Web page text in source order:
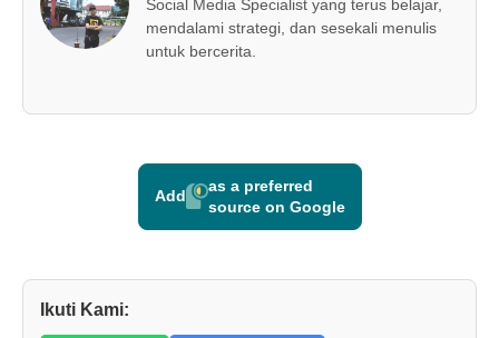
Social Media Specialist yang terus belajar,
mendalami strategi, dan sesekali menulis
untuk bercerita.
Add
as a preferred
source on Google
Ikuti Kami: